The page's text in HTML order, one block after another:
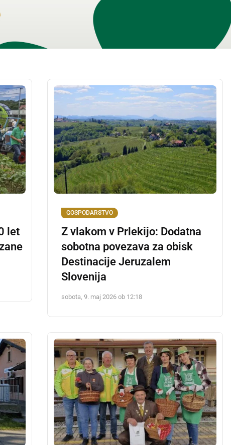
let
GOSPODARSTVO
Z vlakom v Prlekijo: Dodatna
sobotna povezava za obisk
Destinacije Jeruzalem
Slovenija
sobota, 9. maj 2026 ob 12:18